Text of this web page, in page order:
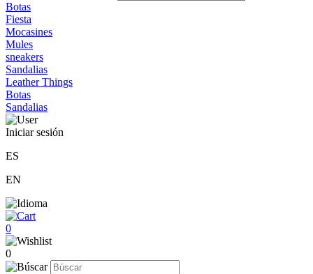
Botas
Fiesta
Mocasines
Mules
sneakers
Sandalias
Leather Things
Botas
Sandalias
Iniciar sesión
ES
EN
0
0